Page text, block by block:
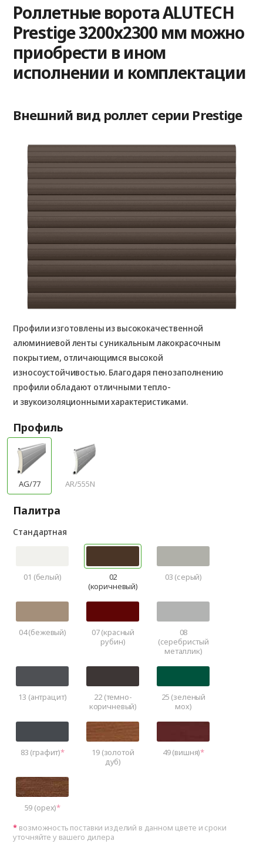
Роллетные ворота ALUTECH
Prestige 3200x2300 мм можно
приобрести в ином
исполнении и комплектации
Внешний вид роллет серии Prestige
Профили изготовлены из высококачественной
алюминиевой ленты с уникальным лакокрасочным
покрытием, отличающимся высокой
износоустойчивостью. Благодаря пенозаполнению
профили обладают отличными тепло-
и звукоизоляционными характеристиками.
Профиль
AG/77 AR/555N
Палитра
Стандартная
01 (белый)
02
(коричневый)
03 (серый)
04 (бежевый)
07 (красный
рубин)
08
(серебристый
металлик)
13 (антрацит)
22 (темно-
коричневый)
25 (зеленый
мох)
83 (графит)
19 (золотой
дуб)
49 (вишня)
59 (орех)
возможность поставки изделий в данном цвете и сроки
уточняйте у вашего дилера